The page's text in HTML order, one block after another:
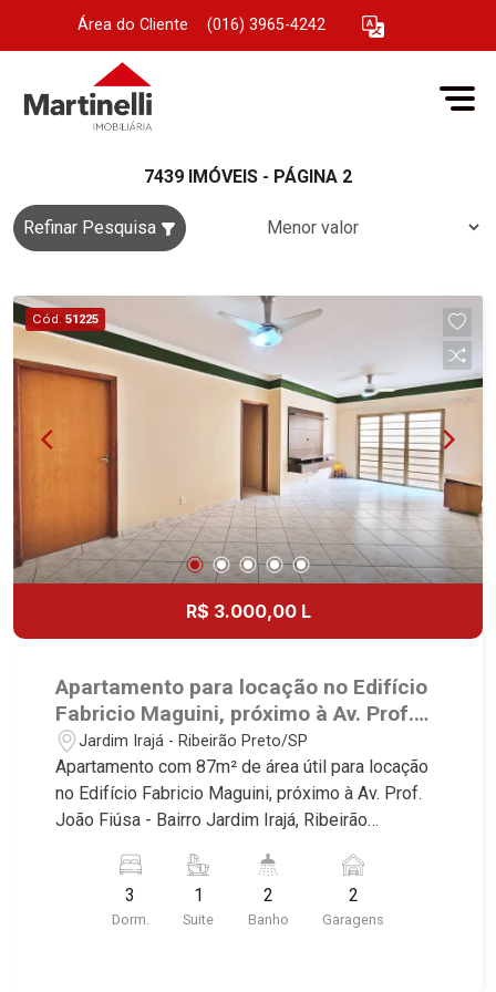
Área do Cliente (016) 3965-4242
7439 IMÓVEIS - PÁGINA 2
Refinar Pesquisa
Cód. 51225
R$ 3.000,00 L
Apartamento para locação no Edifício
Fabricio Maguini, próximo à Av. Prof.
João Fiúsa - Ribeirão Preto/SP.
Jardim Irajá - Ribeirão Preto/SP
Apartamento com 87m² de área útil para locação
no Edifício Fabricio Maguini, próximo à Av. Prof.
João Fiúsa - Bairro Jardim Irajá, Ribeirão
imóvel que a Martinelli Imobiliária selecionou
para você: - 87m² de área útil - 3 dormitórios com
armários, sendo 1 suíte - Banheiro social - Sala 2
3
Dorm.
1
Suite
2
Banho
2
Garagens